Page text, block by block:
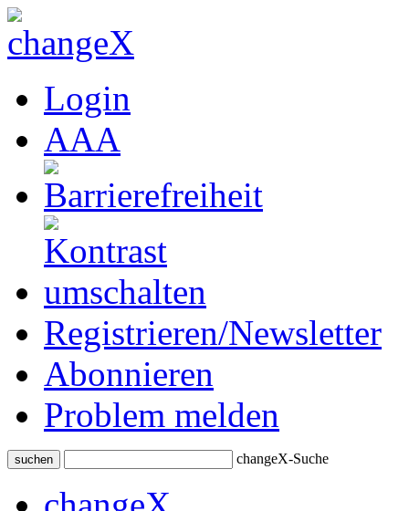
Login
AAA
Registrieren/Newsletter
Abonnieren
Problem melden
suchen changeX-Suche